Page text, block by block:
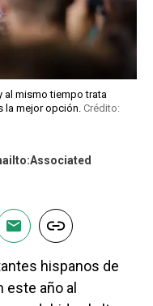
al mismo tiempo trata
la mejor opción. Crédito:
hispanos de
este año al